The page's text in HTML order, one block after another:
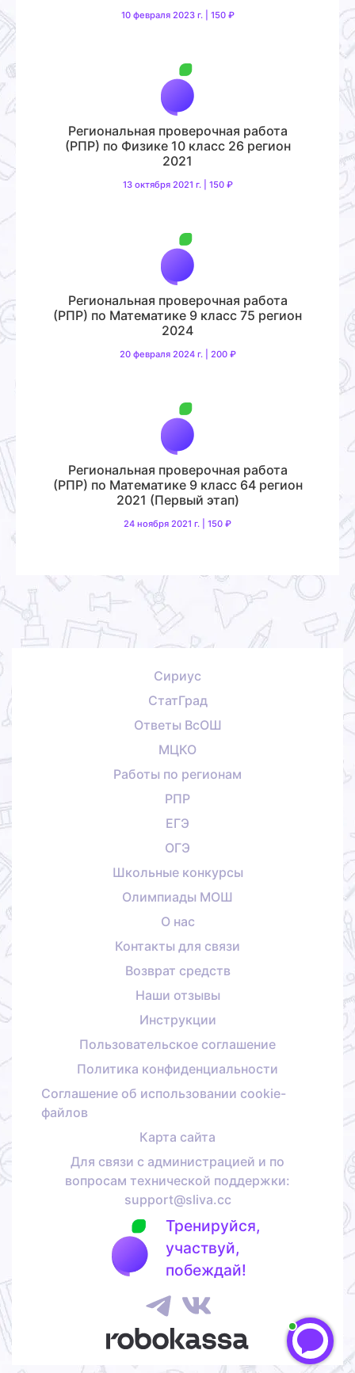
10 февраля 2023 г. | 150 ₽
Региональная проверочная работа
(РПР) по Физике 10 класс 26 регион
2021
13 октября 2021 г. | 150 ₽
Региональная проверочная работа
(РПР) по Математике 9 класс 75 регион
2024
20 февраля 2024 г. | 200 ₽
Региональная проверочная работа
(РПР) по Математике 9 класс 64 регион
2021 (Первый этап)
24 ноября 2021 г. | 150 ₽
Сириус
СтатГрад
Ответы ВсОШ
МЦКО
Работы по регионам
РПР
ЕГЭ
ОГЭ
Школьные конкурсы
Олимпиады МОШ
О нас
Контакты для связи
Возврат средств
Наши отзывы
Инструкции
Пользовательское соглашение
Политика конфиденциальности
Соглашение об использовании cookie-
файлов
Карта сайта
Для связи с администрацией и по
вопросам технической поддержки:
support@sliva.cc
Тренируйся,
участвуй,
побеждай!